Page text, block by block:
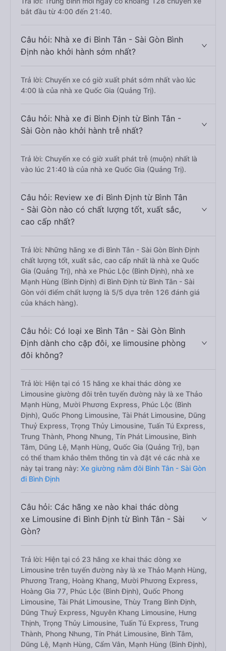
bắt đầu từ 4:00 đến 21:40.
Câu hỏi: Nhà xe đi Bình Tân - Sài Gòn Bình
Định nào khởi hành sớm nhất?
Trả lời: Chuyến xe có giờ xuất phát sớm nhất vào lúc
4:00 là của nhà xe Quốc Gia (Quảng Trị).
Câu hỏi: Nhà xe đi Bình Định từ Bình Tân -
Sài Gòn nào khởi hành trễ nhất?
Trả lời: Chuyến xe có giờ xuất phát trễ (muộn) nhất là
vào lúc 21:40 là của nhà xe Quốc Gia (Quảng Trị).
Câu hỏi: Review xe đi Bình Định từ Bình Tân
- Sài Gòn nào có chất lượng tốt, xuất sắc,
cao cấp nhất?
Trả lời: Những hãng xe đi Bình Tân - Sài Gòn Bình Định
chất lượng tốt, xuất sắc, cao cấp nhất là nhà xe Quốc
Gia (Quảng Trị), nhà xe Phúc Lộc (Bình Định), nhà xe
Mạnh Hùng (Bình Định) đi Bình Định từ Bình Tân - Sài
Gòn với điểm chất lượng là 5/5 dựa trên 126 đánh giá
của khách hàng).
Câu hỏi: Có loại xe Bình Tân - Sài Gòn Bình
Định dành cho cặp đôi, xe limousine phòng
đôi không?
Trả lời: Hiện tại có 15 hãng xe khai thác dòng xe
Limousine giường đôi trên tuyến đường này là xe Thảo
Mạnh Hùng, Mười Phương Express, Phúc Lộc (Bình
Định), Quốc Phong Limousine, Tài Phát Limousine, Dũng
Thuỷ Express, Trọng Thủy Limousine, Tuấn Tú Express,
Trung Thành, Phong Nhung, Tín Phát Limousine, Bình
Tâm, Dũng Lệ, Mạnh Hùng, Quốc Gia (Quảng Trị), bạn
có thể tham khảo thêm thông tin và đặt vé các nhà xe
này tại trang này: Xe giường nằm đôi Bình Tân - Sài Gòn
đi Bình Định
Câu hỏi: Các hãng xe nào khai thác dòng
xe Limousine đi Bình Định từ Bình Tân - Sài
Gòn?
Trả lời: Hiện tại có 23 hãng xe khai thác dòng xe
Limousine trên tuyến đường này là xe Thảo Mạnh Hùng,
Phương Trang, Hoàng Khang, Mười Phương Express,
Hoàng Gia 77, Phúc Lộc (Bình Định), Quốc Phong
Limousine, Tài Phát Limousine, Thùy Trang Bình Định,
Dũng Thuỷ Express, Nguyên Khang Limousine, Hưng
Thịnh, Trọng Thủy Limousine, Tuấn Tú Express, Trung
Thành, Phong Nhung, Tín Phát Limousine, Bình Tâm,
Dũng Lệ, Mạnh Hùng, Cẩm Vân, Mạnh Hùng (Bình Định),